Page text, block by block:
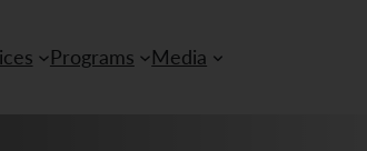
Programs Media